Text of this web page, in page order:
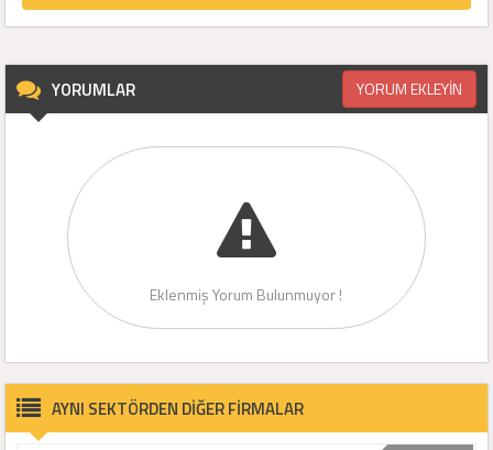
YORUMLAR YORUM EKLEYİN
Eklenmiş Yorum Bulunmuyor !
AYNI SEKTÖRDEN DİĞER FİRMALAR